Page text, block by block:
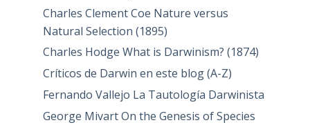
Charles Clement Coe Nature versus
Natural Selection (1895)
Charles Hodge What is Darwinism? (1874)
Críticos de Darwin en este blog (A-Z)
Fernando Vallejo La Tautología Darwinista
George Mivart On the Genesis of Species